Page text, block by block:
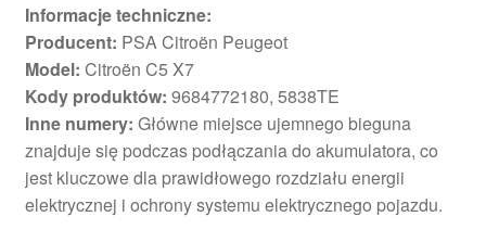
Informacje techniczne:
Producent: PSA Citroën Peugeot
Model: Citroën C5 X7
Kody produktów: 9684772180, 5838TE
Inne numery: Główne miejsce ujemnego bieguna
znajduje się podczas podłączania do akumulatora, co
jest kluczowe dla prawidłowego rozdziału energii
elektrycznej i ochrony systemu elektrycznego pojazdu.